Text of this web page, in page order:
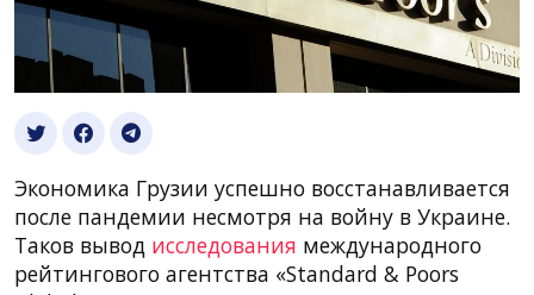
Экономика Грузии успешно восстанавливается
после пандемии несмотря на войну в Украине.
Таков вывод исследования международного
рейтингового агентства «Standard & Poors